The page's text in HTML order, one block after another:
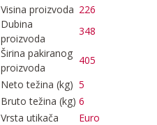
Visina proizvoda 226
Dubina
proizvoda
348
Širina pakiranog
proizvoda
405
Neto težina (kg) 5
Bruto težina (kg) 6
Vrsta utikača
Euro